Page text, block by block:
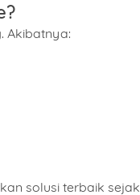
Akibatnya:
solusi terbaik sejak